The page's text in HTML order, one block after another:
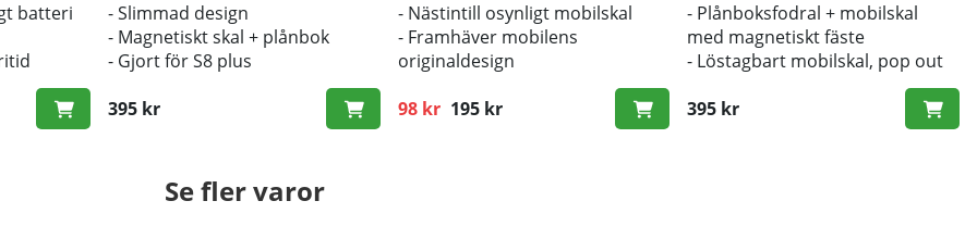
batteri
- Slimmad design
- Magnetiskt skal + plånbok
- Gjort för S8 plus
395 kr
- Nästintill osynligt mobilskal
- Framhäver mobilens
originaldesign
- Bra skydd mot smuts och repor
98 kr 195 kr
Ordinarie pris:
- Plånboksfodral + mobilskal
med magnetiskt fäste
- Löstagbart mobilskal, pop out
395 kr
Se fler varor